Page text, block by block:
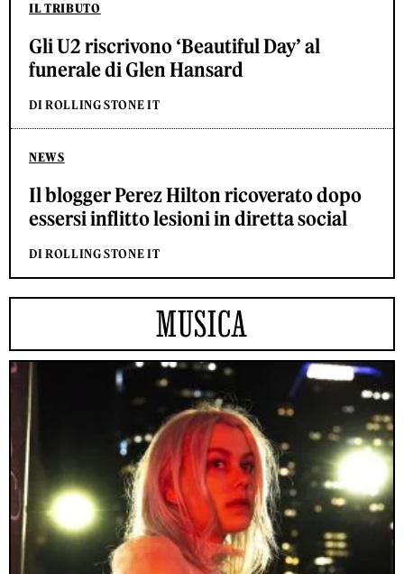
IL TRIBUTO
Gli U2 riscrivono ‘Beautiful Day’ al
funerale di Glen Hansard
DI ROLLING STONE IT
NEWS
Il blogger Perez Hilton ricoverato dopo
essersi inflitto lesioni in diretta social
DI ROLLING STONE IT
MUSICA